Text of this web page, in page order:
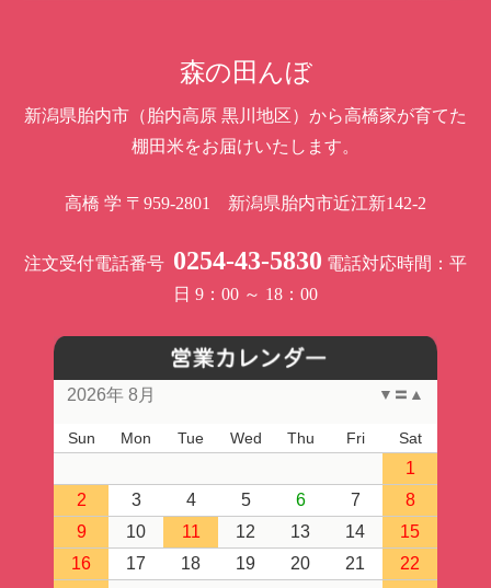
森の田んぼ
新潟県胎内市（胎内高原 黒川地区）から高橋家が育てた
棚田米をお届けいたします。
高橋 学 〒959-2801 新潟県胎内市近江新142-2
注文受付電話番号 0254-43-5830 電話対応時間：平
日 9：00 ～ 18：00
▲
〓
▼
2026年 8月
Sun Mon Tue Wed Thu Fri Sat
1
2
3 4 5 6 7
8
9
10 11 12 13 14
15
16
17 18 19 20 21
22